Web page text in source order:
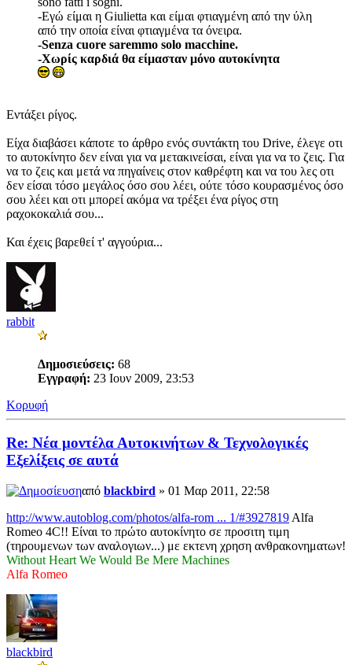
-Εγώ είμαι η Giulietta και είμαι φτιαγμένη από την ύλη
από την οποία είναι φτιαγμένα τα όνειρα.
-Senza cuore saremmo solo macchine.
-Χωρίς καρδιά θα είμασταν μόνο αυτοκίνητα
Εντάξει ρίγος.
Είχα διαβάσει κάποτε το άρθρο ενός συντάκτη του Drive, έλεγε οτι
το αυτοκίνητο δεν είναι για να μετακινείσαι, είναι για να το ζεις. Για
να το ζεις και μετά να πηγαίνεις στον καθρέφτη και να του λες οτι
δεν είσαι τόσο μεγάλος όσο σου λέει, ούτε τόσο κουρασμένος όσο
σου λέει και οτι μπορεί ακόμα να τρέξει ένα ρίγος στη
ραχοκοκαλιά σου...
Και έχεις βαρεθεί τ' αγγούρια...
rabbit
Δημοσιεύσεις: 68
Εγγραφή: 23 Ιουν 2009, 23:53
Κορυφή
Re: Νέα μοντέλα Αυτοκινήτων & Τεχνολογικές
Εξελίξεις σε αυτά
από blackbird » 01 Μαρ 2011, 22:58
http://www.autoblog.com/photos/alfa-rom ... 1/#3927819 Alfa
Romeo 4C!! Είναι το πρώτο αυτοκίνητο σε προσιτη τιμη
(τηρουμενων των αναλογιων...) με εκτενη χρηση ανθρακονηματων!
Without Heart We Would Be Mere Machines
Alfa Romeo
blackbird